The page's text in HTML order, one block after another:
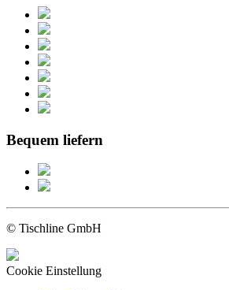
Bequem liefern
© Tischline GmbH
Cookie Einstellung